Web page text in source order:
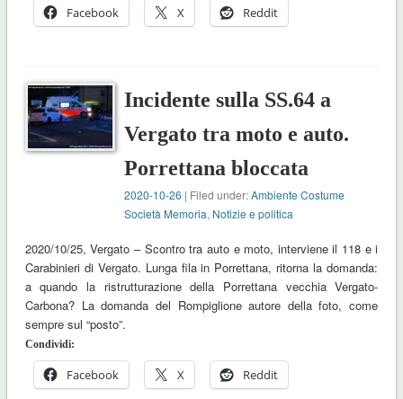
Facebook X Reddit
Incidente sulla SS.64 a
Vergato tra moto e auto.
Porrettana bloccata
2020-10-26 | Filed under:Ambiente Costume
Società Memoria, Notizie e politica
2020/10/25, Vergato – Scontro tra auto e moto, interviene il 118 e i
Carabinieri di Vergato. Lunga fila in Porrettana, ritorna la domanda:
a quando la ristrutturazione della Porrettana vecchia Vergato-
Carbona? La domanda del Rompiglione autore della foto, come
sempre sul “posto”.
Condividi:
Facebook X Reddit